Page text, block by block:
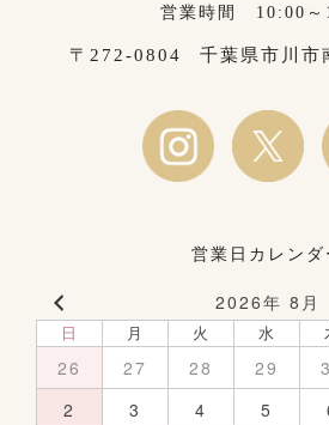
営業時間 10:00～
〒272-0804 千葉県市川
営業日カレンダ
2026年 8月
日 月 火 水
26 27 28 29
2
3 4 5